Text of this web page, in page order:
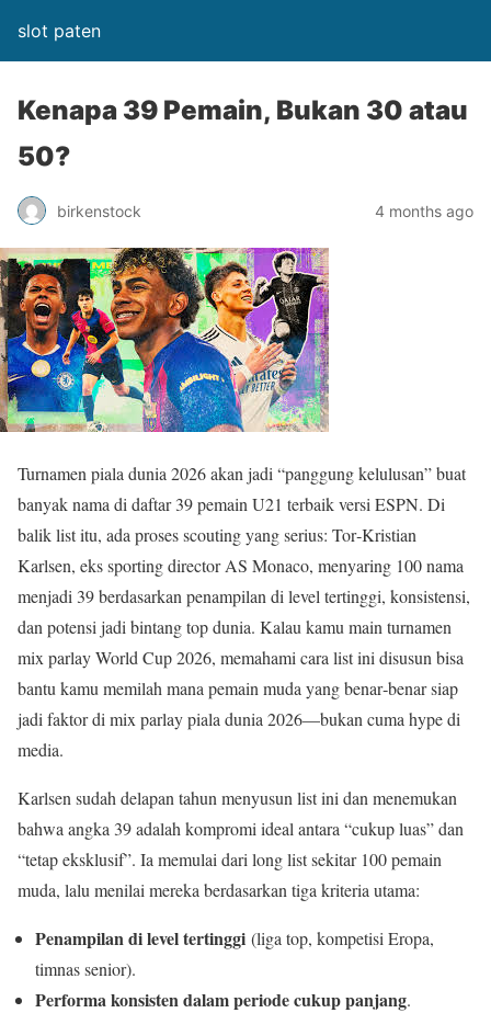
slot paten
Kenapa 39 Pemain, Bukan 30 atau
50?
birkenstock 4 months ago
Turnamen piala dunia 2026 akan jadi “panggung kelulusan” buat
banyak nama di daftar 39 pemain U21 terbaik versi ESPN. Di
balik list itu, ada proses scouting yang serius: Tor‑Kristian
Karlsen, eks sporting director AS Monaco, menyaring 100 nama
menjadi 39 berdasarkan penampilan di level tertinggi, konsistensi,
dan potensi jadi bintang top dunia. Kalau kamu main turnamen
mix parlay World Cup 2026, memahami cara list ini disusun bisa
bantu kamu memilah mana pemain muda yang benar‑benar siap
jadi faktor di mix parlay piala dunia 2026—bukan cuma hype di
media.
Karlsen sudah delapan tahun menyusun list ini dan menemukan
bahwa angka 39 adalah kompromi ideal antara “cukup luas” dan
“tetap eksklusif”. Ia memulai dari long list sekitar 100 pemain
muda, lalu menilai mereka berdasarkan tiga kriteria utama:
Penampilan di level tertinggi (liga top, kompetisi Eropa,
timnas senior).
Performa konsisten dalam periode cukup panjang.